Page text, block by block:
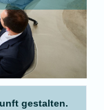
gestalten.